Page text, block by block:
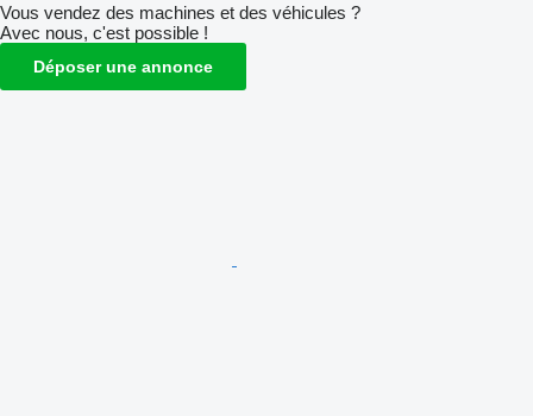
Vous vendez des machines et des véhicules ?
Avec nous, c'est possible !
Déposer une annonce